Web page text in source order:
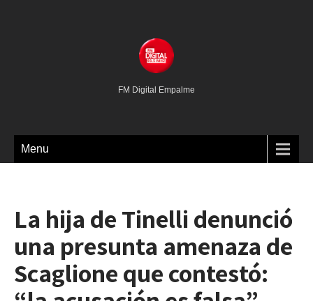
FM Digital Empalme
Menu
La hija de Tinelli denunció
una presunta amenaza de
Scaglione que contestó: